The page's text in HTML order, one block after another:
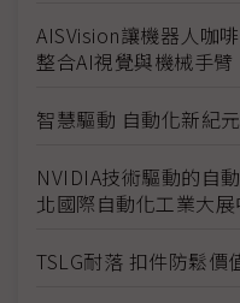
AISVision讓機器人咖
整合AI視覺與機械手臂
智慧驅動 自動化新紀元
NVIDIA技術驅動的自
北國際自動化工業大
TSLG耐落 扣件防鬆價